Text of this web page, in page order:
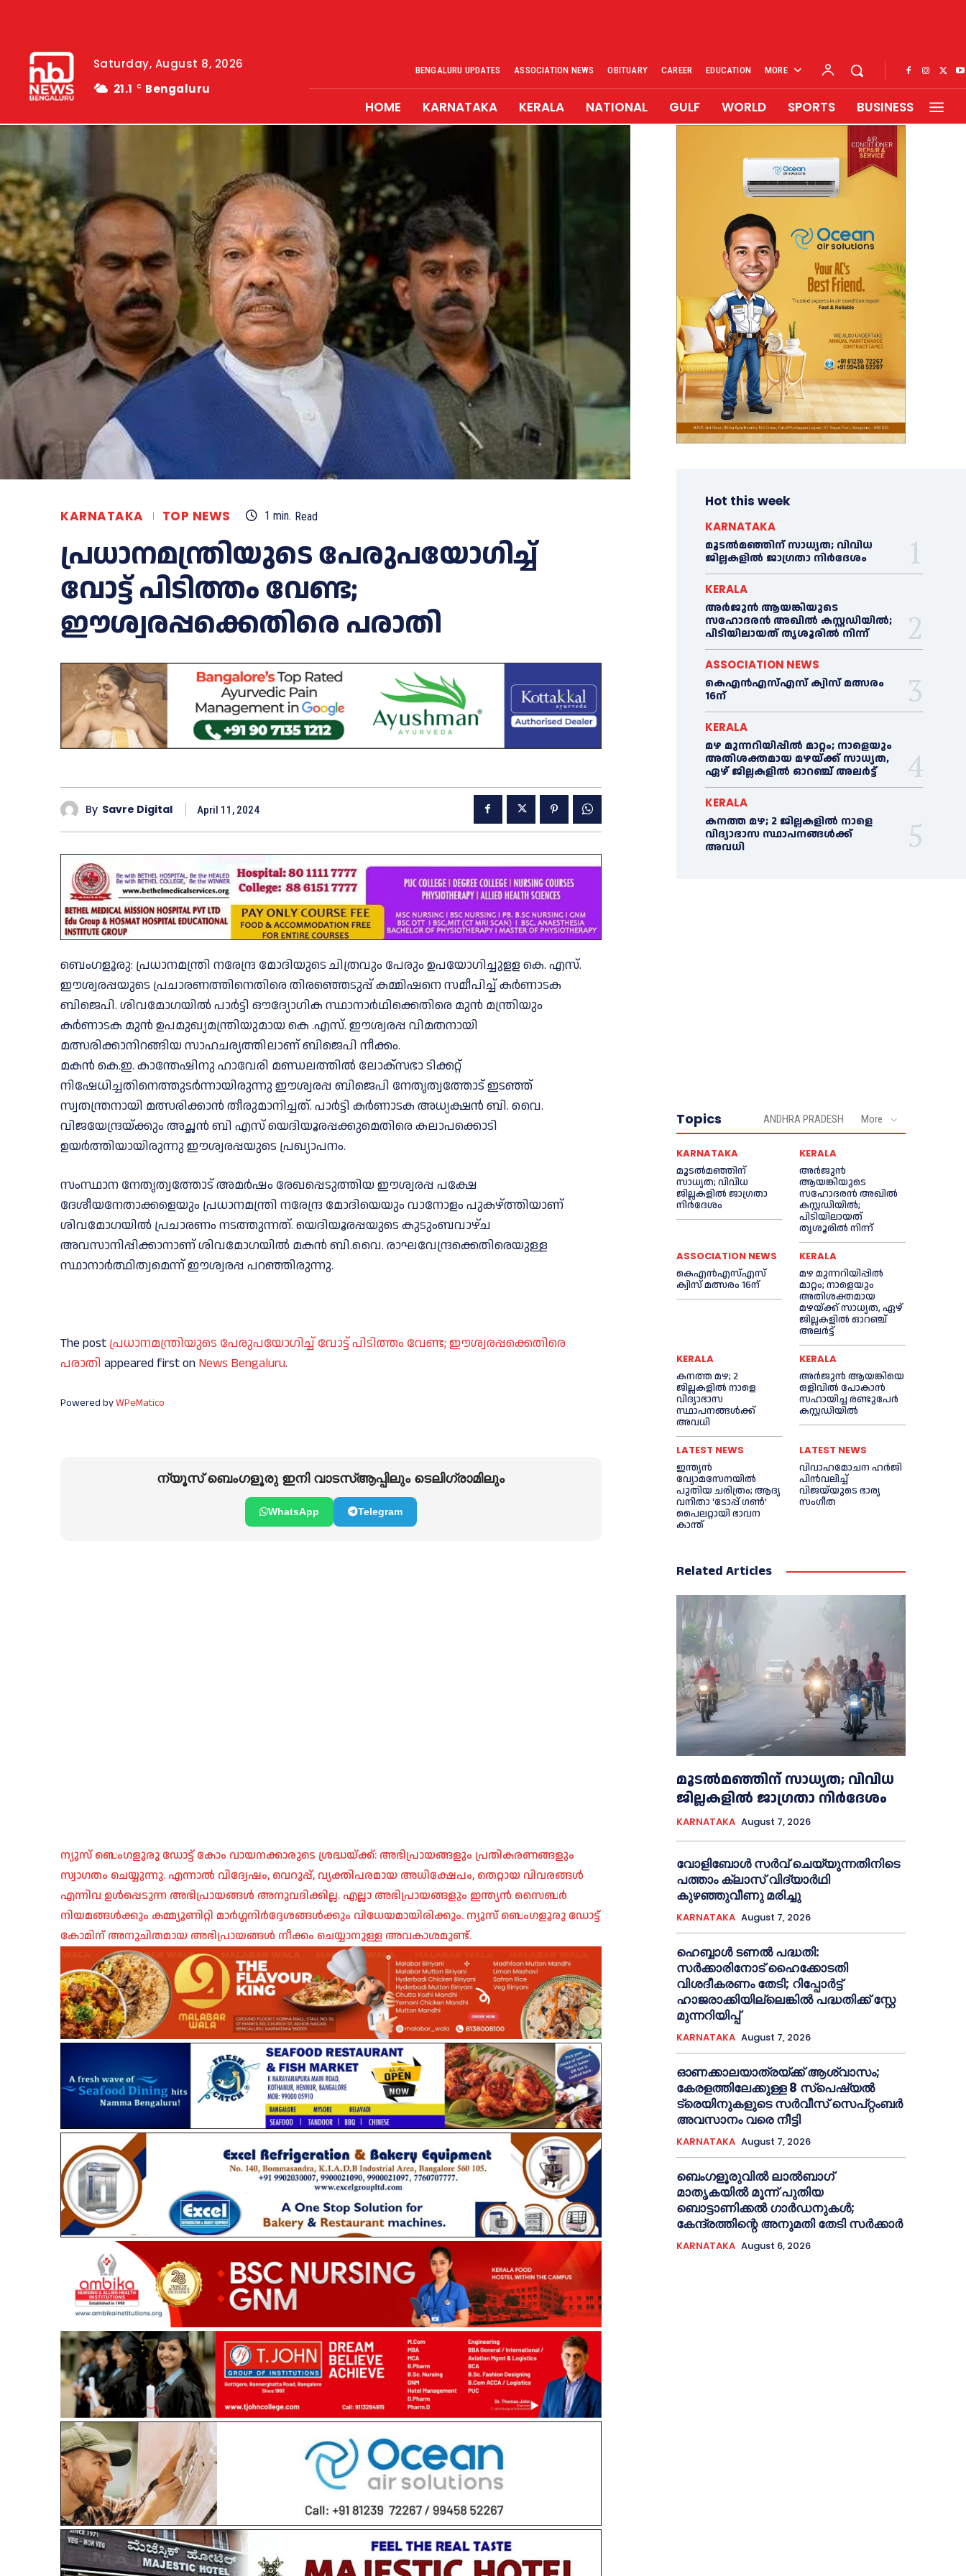
Saturday, August 8, 2026
21.1
C Bengaluru
BENGALURU UPDATES ASSOCIATION NEWS OBITUARY CAREER EDUCATION MORE
HOME KARNATAKA KERALA NATIONAL GULF WORLD SPORTS BUSINESS
KARNATAKA TOP NEWS 1 min. Read
പ്രധാനമന്ത്രിയുടെ പേരുപയോഗിച്ച്
വോട്ട് പിടിത്തം വേണ്ട;
ഈശ്വരപ്പക്കെതിരെ പരാതി
By Savre Digital April 11, 2024
ബെംഗളൂരു: പ്രധാനമന്ത്രി നരേന്ദ്ര മോദിയുടെ ചിത്രവും പേരും ഉപയോഗിച്ചുളള കെ. എസ്.
ഈശ്വരപ്പയുടെ പ്രചാരണത്തിനെതിരെ തിരഞ്ഞെടുപ്പ് കമ്മിഷനെ സമീപിച്ച് കർണാടക
ബിജെപി. ശിവമോഗയിൽ പാർട്ടി ഔദ്യോഗിക സ്ഥാനാർഥിക്കെതിരെ മുൻ മന്ത്രിയും
കർണാടക മുൻ ഉപമുഖ്യമന്ത്രിയുമായ കെ .എസ്. ഈശ്വരപ്പ വിമതനായി
മത്സരിക്കാനിറങ്ങിയ സാഹചര്യത്തിലാണ് ബിജെപി നീക്കം.
മകൻ കെ.ഇ. കാന്തേഷിനു ഹാവേരി മണ്ഡലത്തിൽ ലോക്‌സഭാ ടിക്കറ്റ്
നിഷേധിച്ചതിനെത്തുടർന്നായിരുന്നു ഈശ്വരപ്പ ബിജെപി നേതൃത്വത്തോട് ഇടഞ്ഞ്
സ്വതന്ത്രനായി മത്സരിക്കാൻ തീരുമാനിച്ചത്. പാർട്ടി കർണാടക അധ്യക്ഷൻ ബി. വൈ.
വിജയേന്ദ്രയ്ക്കും അച്ഛൻ ബി എസ് യെദിയൂരപ്പക്കുമെതിരെ കലാപക്കൊടി
ഉയർത്തിയായിരുന്നു ഈശ്വരപ്പയുടെ പ്രഖ്യാപനം.
സംസ്ഥാന നേതൃത്വത്തോട് അമർഷം രേഖപ്പെടുത്തിയ ഈശ്വരപ്പ പക്ഷേ
ദേശീയനേതാക്കളെയും പ്രധാനമന്ത്രി നരേന്ദ്ര മോദിയെയും വാനോളം പുകഴ്ത്തിയാണ്
ശിവമോഗയിൽ പ്രചാരണം നടത്തുന്നത്. യെദിയൂരപ്പയുടെ കുടുംബവാഴ്ച
അവസാനിപ്പിക്കാനാണ് ശിവമോഗയിൽ മകൻ ബി.വൈ. രാഘവേന്ദ്രക്കെതിരെയുള്ള
സ്ഥാനാർത്ഥിത്വമെന്ന് ഈശ്വരപ്പ പറഞ്ഞിരുന്നു.
The post പ്രധാനമന്ത്രിയുടെ പേരുപയോഗിച്ച് വോട്ട് പിടിത്തം വേണ്ട; ഈശ്വരപ്പക്കെതിരെ
പരാതി appeared first on News Bengaluru.
Powered byWPeMatico
ന്യൂസ് ബെംഗളൂരു ഇനി വാടസ്ആപ്പിലും ടെലിഗ്രാമിലും
WhatsApp Telegram
ന്യൂസ് ബെംഗളൂരു ഡോട്ട് കോം വായനക്കാരുടെ ശ്രദ്ധയ്ക്ക്: അഭിപ്രായങ്ങളും പ്രതികരണങ്ങളും
സ്വാഗതം ചെയ്യുന്നു. എന്നാൽ വിദ്വേഷം, വെറുപ്പ്, വ്യക്തിപരമായ അധിക്ഷേപം, തെറ്റായ വിവരങ്ങൾ
എന്നിവ ഉൾപ്പെടുന്ന അഭിപ്രായങ്ങൾ അനുവദിക്കില്ല. എല്ലാ അഭിപ്രായങ്ങളും ഇന്ത്യൻ സൈബർ
നിയമങ്ങൾക്കും കമ്മ്യൂണിറ്റി മാർഗ്ഗനിർദ്ദേശങ്ങൾക്കും വിധേയമായിരിക്കും. ന്യൂസ് ബെംഗളൂരു ഡോട്ട്
കോമിന് അനുചിതമായ അഭിപ്രായങ്ങൾ നീക്കം ചെയ്യാനുള്ള അവകാശമുണ്ട്.
Hot this week
KARNATAKA
മൂടൽമഞ്ഞിന് സാധ്യത; വിവിധ
ജില്ലകളിൽ ജാഗ്രതാ നിർദേശം
KERALA
അര്‍ജുന്‍ ആയങ്കിയുടെ
സഹോദരന്‍ അഖില്‍ കസ്റ്റഡിയില്‍;
പിടിയിലായത് തൃശൂരില്‍ നിന്ന്
ASSOCIATION NEWS
കെഎൻഎസ്എസ് ക്വിസ് മത്സരം
16ന്
KERALA
മഴ മുന്നറിയിപ്പിൽ മാറ്റം; നാളെയും
അതിശക്തമായ മഴയ്ക്ക് സാധ്യത,
ഏഴ് ജില്ലകളിൽ ഓറഞ്ച് അലർട്ട്
KERALA
കനത്ത മഴ; 2 ജില്ലകളില്‍ നാളെ
വിദ്യാഭാസ സ്ഥാപനങ്ങള്‍ക്ക്
അവധി
Topics ANDHRA PRADESH More
KARNATAKA
മൂടൽമഞ്ഞിന്
സാധ്യത; വിവിധ
ജില്ലകളിൽ ജാഗ്രതാ
നിർദേശം
KERALA
അര്‍ജുന്‍
ആയങ്കിയുടെ
സഹോദരന്‍ അഖില്‍
കസ്റ്റഡിയില്‍;
പിടിയിലായത്
തൃശൂരില്‍ നിന്ന്
ASSOCIATION NEWS
കെഎൻഎസ്എസ്
ക്വിസ് മത്സരം 16ന്
KERALA
മഴ മുന്നറിയിപ്പിൽ
മാറ്റം; നാളെയും
അതിശക്തമായ
മഴയ്ക്ക് സാധ്യത, ഏഴ്
ജില്ലകളിൽ ഓറഞ്ച്
അലർട്ട്
KERALA
കനത്ത മഴ; 2
ജില്ലകളില്‍ നാളെ
വിദ്യാഭാസ
സ്ഥാപനങ്ങള്‍ക്ക്
അവധി
KERALA
അര്‍ജുന്‍ ആയങ്കിയെ
ഒളിവില്‍ പോകാന്‍
സഹായിച്ച രണ്ടുപേര്‍
കസ്റ്റഡിയില്‍
LATEST NEWS
ഇന്ത്യൻ
വ്യോമസേനയില്‍
പുതിയ ചരിത്രം; ആദ്യ
വനിതാ ‘ടോപ്പ് ഗണ്‍’
പൈലറ്റായി ഭാവന
കാന്ത്
LATEST NEWS
വിവാഹമോചന ഹര്‍ജി
പിൻവലിച്ച്‌
വിജയ്‌യുടെ ഭാര്യ
സംഗീത
Related Articles
മൂടൽമഞ്ഞിന് സാധ്യത; വിവിധ
ജില്ലകളിൽ ജാഗ്രതാ നിർദേശം
KARNATAKA August 7, 2026
വോളിബോൾ സർവ് ചെയ്യുന്നതിനിടെ
പത്താം ക്ലാസ് വിദ്യാർഥി
കുഴഞ്ഞുവീണു മരിച്ചു
KARNATAKA August 7, 2026
ഹെബ്ബാൾ ടണൽ പദ്ധതി:
സർക്കാരിനോട് ഹൈക്കോടതി
വിശദീകരണം തേടി; റിപ്പോർട്ട്
ഹാജരാക്കിയില്ലെങ്കിൽ പദ്ധതിക്ക് സ്റ്റേ
മുന്നറിയിപ്പ്
KARNATAKA August 7, 2026
ഓണക്കാലയാത്രയ്ക്ക് ആശ്വാസം;
കേരളത്തിലേക്കുള്ള 8 സ്പെഷ്യൽ
ട്രെയിനുകളുടെ സർവീസ് സെപ്റ്റംബർ
അവസാനം വരെ നീട്ടി
KARNATAKA August 7, 2026
ബെംഗളൂരുവിൽ ലാൽബാഗ്
മാതൃകയിൽ മൂന്ന് പുതിയ
ബൊട്ടാണിക്കൽ ഗാർഡനുകൾ;
കേന്ദ്രത്തിന്റെ അനുമതി തേടി സർക്കാർ
KARNATAKA August 6, 2026